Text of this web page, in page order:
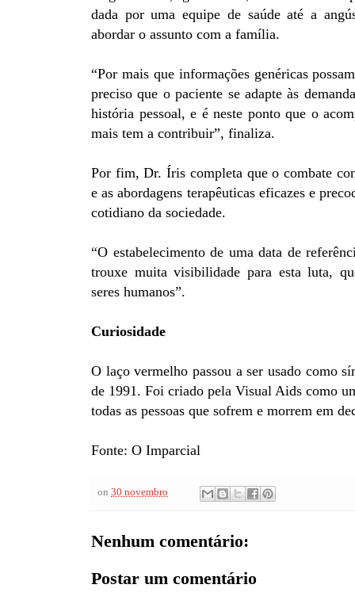
dada por uma equipe de saúde até a
abordar o assunto com a família.
“Por mais que informações genéricas
preciso que o paciente se adapte às
história pessoal, e é neste ponto que o
mais tem a contribuir”, finaliza.
Por fim, Dr. Íris completa que o combate
e as abordagens terapêuticas eficazes e
cotidiano da sociedade.
“O estabelecimento de uma data de
trouxe muita visibilidade para esta luta,
seres humanos”.
Curiosidade
O laço vermelho passou a ser usado como
de 1991. Foi criado pela Visual Aids como
todas as pessoas que sofrem e morrem em
Fonte: O Imparcial
on 30 novembro
Nenhum comentário:
Postar um comentário